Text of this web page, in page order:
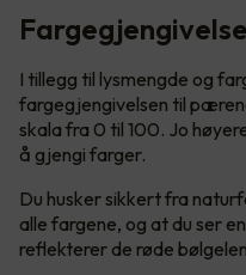
I tillegg til lysmengde og
fargegjengivelsen til
skala fra 0 til 100. Jo
å gjengi farger.
Du husker sikkert fra
alle fargene, og at du ser
reflekterer de røde